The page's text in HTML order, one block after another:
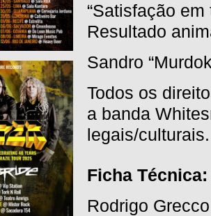
“Satisfação
Resultado
Sandro
Todos os
a banda
legais/culturais.
Ficha Técnica:
Rodrigo